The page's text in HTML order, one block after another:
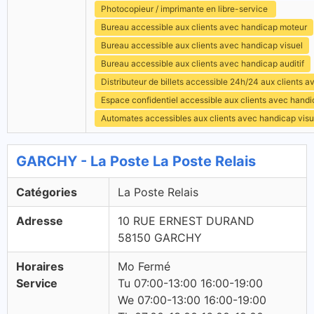
Photocopieur / imprimante en libre-service
Bureau accessible aux clients avec handicap moteur
Bureau accessible aux clients avec handicap visuel
Bureau accessible aux clients avec handicap auditif
Distributeur de billets accessible 24h/24 aux clients
Espace confidentiel accessible aux clients avec
Automates accessibles aux clients avec handicap
GARCHY - La Poste La Poste Relais
Catégories La Poste Relais
Adresse
10 RUE ERNEST DURAND
58150 GARCHY
Horaires
Service
Mo Fermé
Tu 07:00-13:00 16:00-19:00
We 07:00-13:00 16:00-19:00